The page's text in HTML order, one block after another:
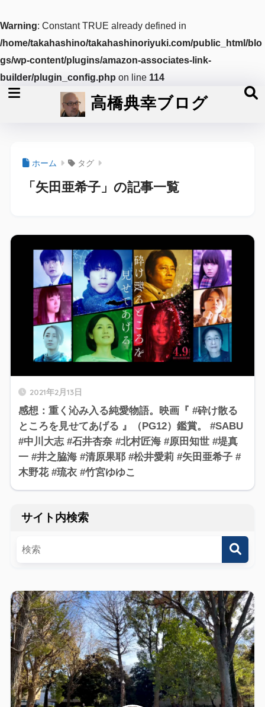
Warning: Constant TRUE already defined in
/home/takahashino/takahashinoriyuki.com/public_html/blo
gs/wp-content/plugins/amazon-associates-link-
builder/plugin_config.php on line 114
高橋典幸ブログ
ホーム タグ
「矢田亜希子」の記事一覧
2021年2月13日
感想：重く沁み入る純愛物語。映画『 #砕け散る
ところを見せてあげる 』（PG12）鑑賞。 #SABU
#中川大志 #石井杏奈 #北村匠海 #原田知世 #堤真
一 #井之脇海 #清原果耶 #松井愛莉 #矢田亜希子 #
木野花 #琉衣 #竹宮ゆゆこ
サイト内検索